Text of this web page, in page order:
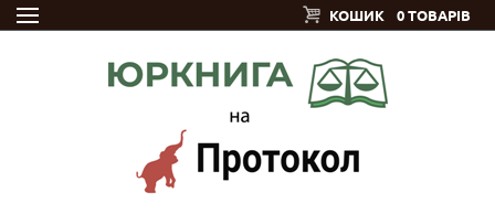
КОШИК 0 ТОВАРІВ